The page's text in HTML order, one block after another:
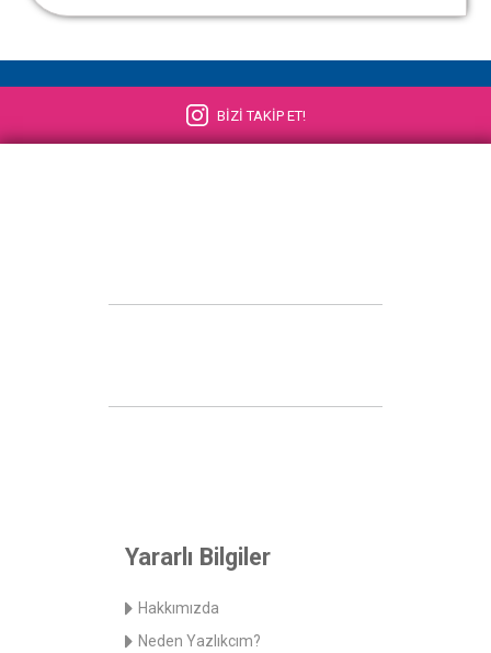
BİZİ TAKİP ET!
Yararlı Bilgiler
Hakkımızda
Neden Yazlıkcım?